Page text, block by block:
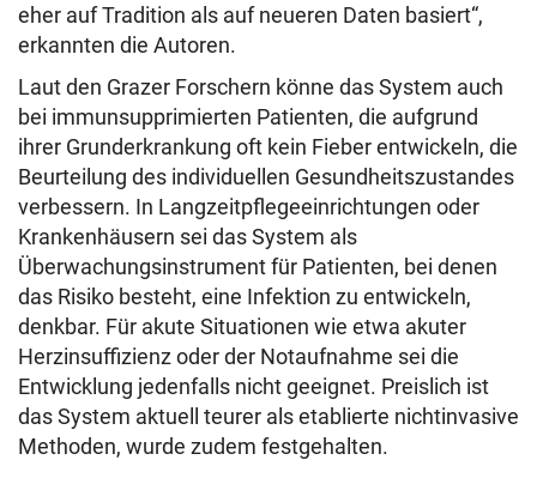
eher auf Tradition als auf neueren Daten basiert“,
erkannten die Autoren.
Laut den Grazer Forschern könne das System auch
bei immunsupprimierten Patienten, die aufgrund
ihrer Grunderkrankung oft kein Fieber entwickeln, die
Beurteilung des individuellen Gesundheitszustandes
verbessern. In Langzeitpflegeeinrichtungen oder
Krankenhäusern sei das System als
Überwachungsinstrument für Patienten, bei denen
das Risiko besteht, eine Infektion zu entwickeln,
denkbar. Für akute Situationen wie etwa akuter
Herzinsuffizienz oder der Notaufnahme sei die
Entwicklung jedenfalls nicht geeignet. Preislich ist
das System aktuell teurer als etablierte nichtinvasive
Methoden, wurde zudem festgehalten.